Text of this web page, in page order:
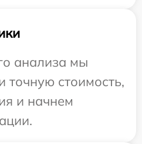
анализа мы
точную стоимость,
и начнем